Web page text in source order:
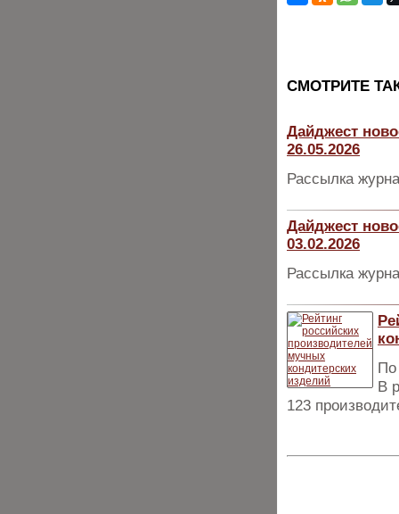
CМОТРИТЕ
Дайджест
26.05.2026
Рассылка
Дайджест
03.02.2026
Рассылка
По
В
123